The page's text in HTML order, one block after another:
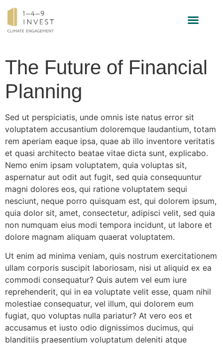
The Future of Financial
Planning
Sed ut perspiciatis, unde omnis iste natus error sit
voluptatem accusantium doloremque laudantium, totam
rem aperiam eaque ipsa, quae ab illo inventore veritatis
et quasi architecto beatae vitae dicta sunt, explicabo.
Nemo enim ipsam voluptatem, quia voluptas sit,
aspernatur aut odit aut fugit, sed quia consequuntur
magni dolores eos, qui ratione voluptatem sequi
nesciunt, neque porro quisquam est, qui dolorem ipsum,
quia dolor sit, amet, consectetur, adipisci velit, sed quia
non numquam eius modi tempora incidunt, ut labore et
dolore magnam aliquam quaerat voluptatem.
Ut enim ad minima veniam, quis nostrum exercitationem
ullam corporis suscipit laboriosam, nisi ut aliquid ex ea
commodi consequatur? Quis autem vel eum iure
reprehenderit, qui in ea voluptate velit esse, quam nihil
molestiae consequatur, vel illum, qui dolorem eum
fugiat, quo voluptas nulla pariatur? At vero eos et
accusamus et iusto odio dignissimos ducimus, qui
blanditiis praesentium voluptatum deleniti atque